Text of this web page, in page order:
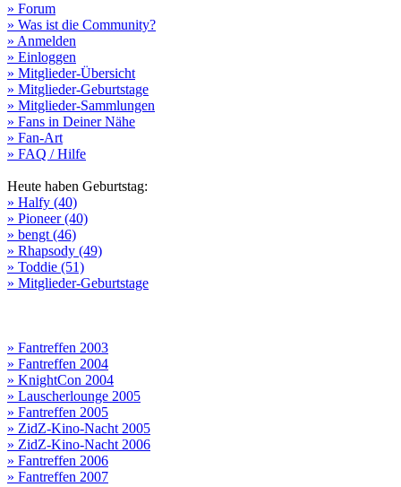
» Forum
» Was ist die Community?
» Anmelden
» Einloggen
» Mitglieder-Übersicht
» Mitglieder-Geburtstage
» Mitglieder-Sammlungen
» Fans in Deiner Nähe
» Fan-Art
» FAQ / Hilfe
Heute haben Geburtstag:
» Halfy (40)
» Pioneer (40)
» bengt (46)
» Rhapsody (49)
» Toddie (51)
» Mitglieder-Geburtstage
» Fantreffen 2003
» Fantreffen 2004
» KnightCon 2004
» Lauscherlounge 2005
» Fantreffen 2005
» ZidZ-Kino-Nacht 2005
» ZidZ-Kino-Nacht 2006
» Fantreffen 2006
» Fantreffen 2007